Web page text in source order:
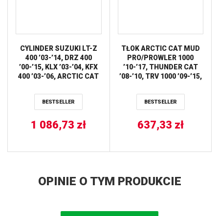
CYLINDER SUZUKI LT-Z
400 ’03-’14, DRZ 400
’00-’15, KLX ’03-’04, KFX
400 ’03-’06, ARCTIC CAT
STANDARD=90MM
WORKS
BESTSELLER
1 086,73 zł
TŁOK ARCTIC CAT MUD
PRO/PROWLER 1000
’10-’17, THUNDER CAT
’08-’10, TRV 1000 ’09-’15,
(91,95MM) (STD.)
VERTEX
BESTSELLER
637,33 zł
OPINIE O TYM PRODUKCIE